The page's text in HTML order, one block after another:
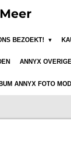
BEZOEKT!
ANNYX
ANNYX FOTO